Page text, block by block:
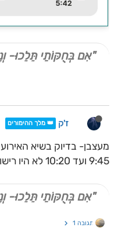
"אִם בְּחֻקּוֹתַי תֵּלֵכוּ-
ז'ק 👑 מלך ההימורים
מעצבן- בדיוק בשיא
9:45 ועד 10:20 לא היו רישומים של המכ''ם.
"אִם בְּחֻקּוֹתַי תֵּלֵכוּ-
תגובה 1